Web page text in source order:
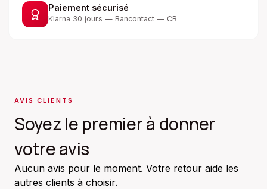
Paiement sécurisé
Klarna 30 jours — Bancontact — CB
AVIS CLIENTS
Soyez le premier à donner
votre avis
Aucun avis pour le moment. Votre retour aide les
autres clients à choisir.